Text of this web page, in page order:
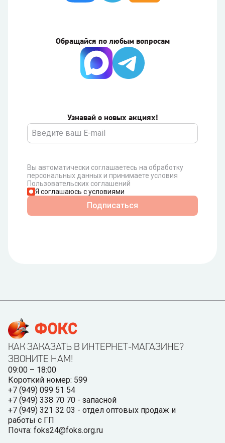
Узнавай о новых акциях!
Вы автоматически соглашаетесь на обработку
персональных данных и принимаете условия
Пользовательских соглашений
Я соглашаюсь с условиями
Подписаться
Обращайся по любым вопросам
КАК ЗАКАЗАТЬ В ИНТЕРНЕТ-МАГАЗИНЕ?
ЗВОНИТЕ НАМ!
09:00 – 18:00
Короткий номер: 599
+7 (949) 099 51 54
+7 (949) 338 70 70 - запасной
+7 (949) 321 32 03 - отдел оптовых продаж и
работы с ГП
Почта: foks24@foks.org.ru